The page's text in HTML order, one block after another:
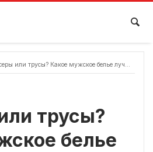
или трусы? Какое мужское белье лучше и почему?
трусы?
белье